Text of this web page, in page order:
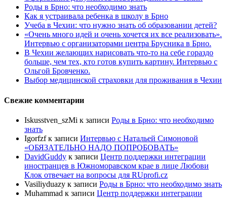
Роды в Брно: что необходимо знать
Как я устраивала ребенка в школу в Брно
Учеба в Чехии: что нужно знать об образовании детей?
«Очень много идей и очень хочется их все реализовать».
Интервью с организаторами центра Брусника в Брно.
В Чехии желающих нарисовать что-то на себе гораздо
больше, чем тех, кто готов купить картину. Интервью с
Ольгой Бровченко.
Выбор медицинской страховки для проживания в Чехии
Свежие комментарии
Iskusstven_szMi к записи Роды в Брно: что необходимо
знать
Igorfzfк записи Интервью с Натальей Симоновой
«ОБЯЗАТЕЛЬНО НАДО ПОПРОБОBАТЬ»
DavidGuddy к записи Центр поддержки интеграции
иностранцев в Южноморавском крае в лице Любови
Клок отвечает на вопросы для RUprofi.cz
Vasiliyduazy к записи Роды в Брно: что необходимо знать
Muhammad к записи Центр поддержки интеграции